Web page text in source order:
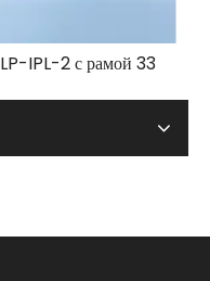
LP-IPL-2 с рамой 33